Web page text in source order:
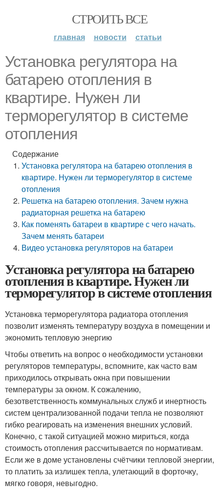
СТРОИТЬ ВСЕ
главная новости статьи
Установка регулятора на
батарею отопления в
квартире. Нужен ли
терморегулятор в системе
отопления
Содержание
Установка регулятора на батарею отопления в
квартире. Нужен ли терморегулятор в системе
отопления
Решетка на батарею отопления. Зачем нужна
радиаторная решетка на батарею
Как поменять батареи в квартире с чего начать.
Зачем менять батареи
Видео установка регуляторов на батареи
Установка регулятора на батарею
отопления в квартире. Нужен ли
терморегулятор в системе отопления
Установка терморегулятора радиатора отопления
позволит изменять температуру воздуха в помещении и
экономить тепловую энергию
Чтобы ответить на вопрос о необходимости установки
регуляторов температуры, вспомните, как часто вам
приходилось открывать окна при повышении
температуры за окном. К сожалению,
безответственность коммунальных служб и инертность
систем централизованной подачи тепла не позволяют
гибко реагировать на изменения внешних условий.
Конечно, с такой ситуацией можно мириться, когда
стоимость отопления рассчитывается по нормативам.
Если же в доме установлены счётчики тепловой энергии,
то платить за излишек тепла, улетающий в форточку,
мягко говоря, невыгодно.